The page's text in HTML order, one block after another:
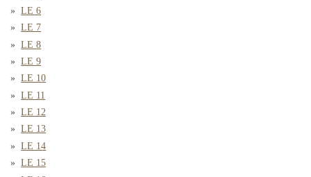
LE 6
LE 7
LE 8
LE 9
LE 10
LE 11
LE 12
LE 13
LE 14
LE 15